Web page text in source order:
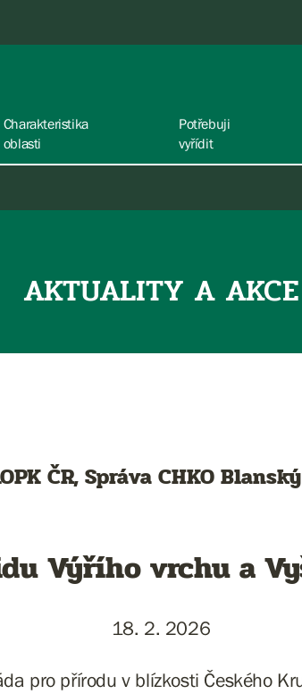
Charakteristika
oblasti
Potřebuji
vyřídit
AKTUALITY A AKCE
ČR, Správa CHKO
Výřího vrchu a
18. 2. 2026
pro přírodu v blízkosti Českého